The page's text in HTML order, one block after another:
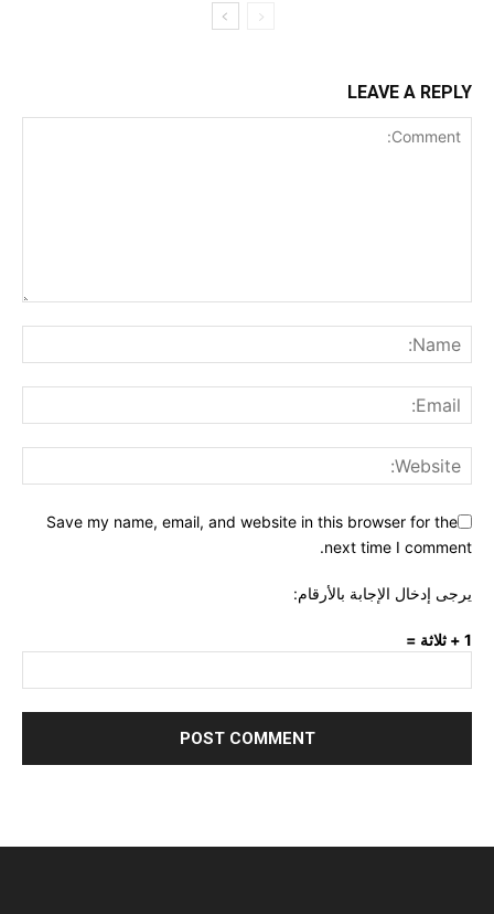
LEAVE A REPLY
Save my name, email, and website in this browser for the
next time I comment.
يرجى إدخال الإجابة بالأرقام:
1 + ثلاثة =